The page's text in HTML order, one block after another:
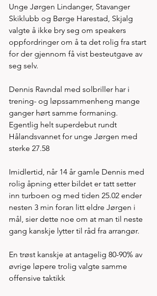
Unge Jørgen Lindanger, Stavanger
Skiklubb og Børge Harestad, Skjalg
valgte å ikke bry seg om speakers
oppfordringer om å ta det rolig fra start
for der gjennom få vist besteutgave av
seg selv.
Dennis Ravndal med solbriller har i
trening- og løpssammenheng mange
ganger hørt samme formaning.
Egentlig helt superdebut rundt
Hålandsvannet for unge Jørgen med
sterke 27.58
Imidlertid, når 14 år gamle Dennis med
rolig åpning etter bildet er tatt setter
inn turboen og med tiden 25.02 ender
nesten 3 min foran litt eldre Jørgen i
mål, sier dette noe om at man til neste
gang kanskje lytter til råd fra arrangør.
En trøst kanskje at antagelig 80-90% av
øvrige løpere trolig valgte samme
offensive taktikk